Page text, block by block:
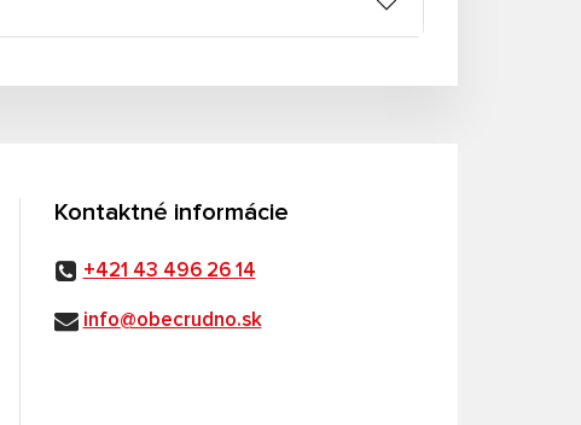
Kontaktné informácie
+421 43 496 26 14
info@obecrudno.sk